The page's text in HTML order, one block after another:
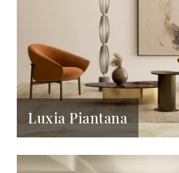
Luxia Piantana